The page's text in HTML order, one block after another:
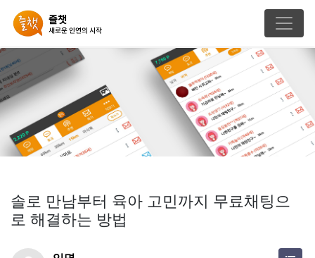
솔로 만남부터 육아 고민까지 무료채팅으
로 해결하는 방법